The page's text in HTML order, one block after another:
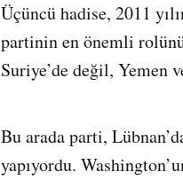
Üçüncü hadise, 2011
partinin en önemli
Suriye’de değil, Yemen
Bu arada parti,
yapıyordu.